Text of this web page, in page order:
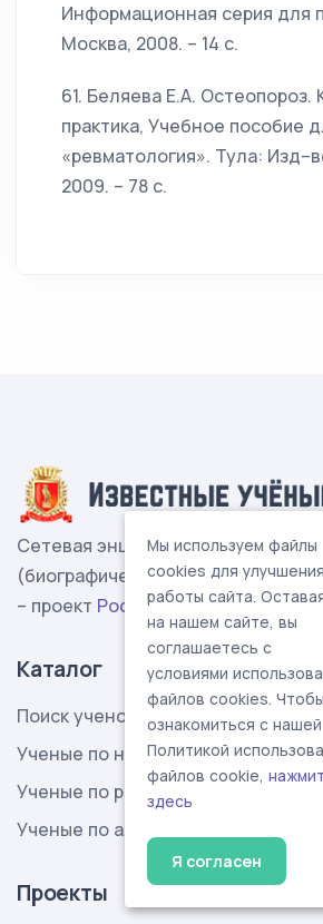
Информационная серия для
Москва, 2008. – 14 с.
61. Беляева Е.А. Остеопороз.
практика, Учебное пособие
«ревматология». Тула:
2009. – 78 с.
Сетевая энциклопедия
(биографические данные ученых
– проект Российской Академии
Каталог
Поиск ученого
Ученые по наукам
Ученые по регионам
Ученые по алфавиту
Проекты
Мы используем файлы
cookies для улучшения
работы сайта.
на нашем сайте, вы
соглашаетесь с
условиями
файлов cookies. Чтобы
ознакомиться с нашей
Политикой
файлов cookie,
здесь
Я согласен